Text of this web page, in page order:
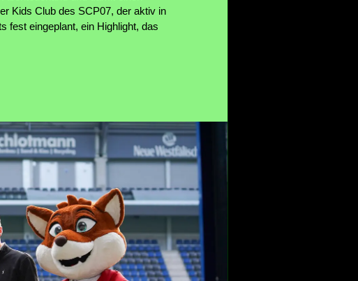
Kids Club des SCP07, der aktiv in
fest eingeplant, ein Highlight, das